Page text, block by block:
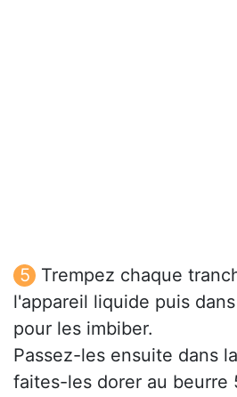
Trempez chaque
l'appareil liquide puis
pour les imbiber.
Passez-les ensuite dans
faites-les dorer au beurre